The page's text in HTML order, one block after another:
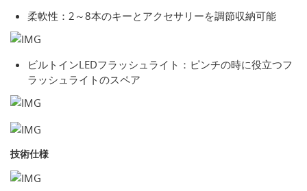
柔軟性：2～8本のキーとアクセサリーを調節収納可能
ビルトインLEDフラッシュライト：ピンチの時に役立つフ
ラッシュライトのスペア
技術仕様